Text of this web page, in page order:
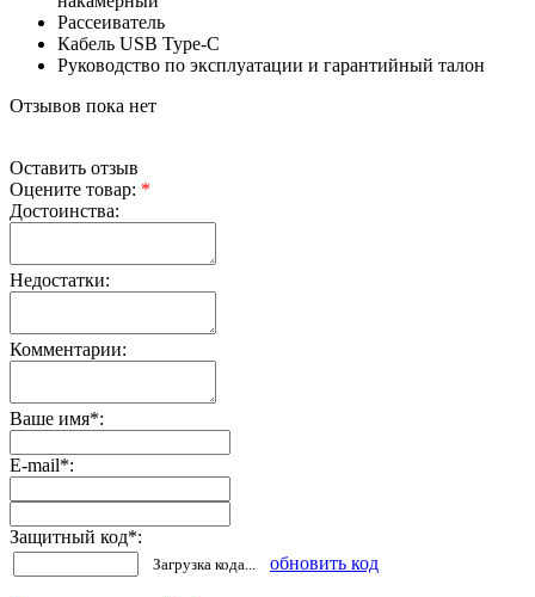
Рассеиватель
Кабель USB Type-C
Руководство по эксплуатации и гарантийный талон
Отзывов пока нет
Оставить отзыв
Оцените товар: *
Достоинства:
Недостатки:
Комментарии:
Ваше имя*:
E-mail*:
Защитный код*:
Загрузка кода... обновить код